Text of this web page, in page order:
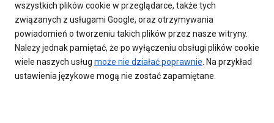
wszystkich plików cookie w przeglądarce, także tych
związanych z usługami Google, oraz otrzymywania
powiadomień o tworzeniu takich plików przez nasze witryny.
Należy jednak pamiętać, że po wyłączeniu obsługi plików cookie
wiele naszych usług może nie działać poprawnie. Na przykład
ustawienia językowe mogą nie zostać zapamiętane.